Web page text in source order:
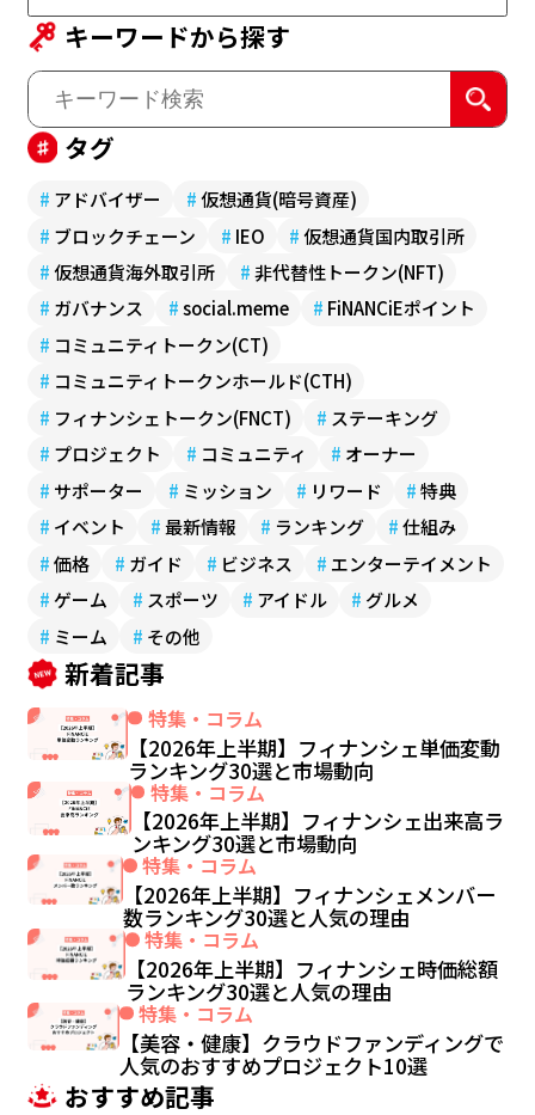
キーワードから探す
タグ
# アドバイザー #仮想通貨(暗号資産)
# ブロックチェーン # IEO #仮想通貨国内取引所
#仮想通貨海外取引所 #非代替性トークン(NFT)
# ガバナンス #social.meme # FiNANCiEポイント
# コミュニティトークン(CT)
# コミュニティトークンホールド(CTH)
# フィナンシェトークン(FNCT) # ステーキング
# プロジェクト # コミュニティ # オーナー
# サポーター # ミッション # リワード #特典
# イベント #最新情報 # ランキング #仕組み
#価格 # ガイド # ビジネス # エンターテイメント
# ゲーム # スポーツ # アイドル # グルメ
# ミーム # その他
新着記事
特集・コラム
【2026年上半期】フィナンシェ単価変動
ランキング30選と市場動向
特集・コラム
【2026年上半期】フィナンシェ出来高ラ
ンキング30選と市場動向
特集・コラム
【2026年上半期】フィナンシェメンバー
数ランキング30選と人気の理由
特集・コラム
【2026年上半期】フィナンシェ時価総額
ランキング30選と人気の理由
特集・コラム
【美容・健康】クラウドファンディングで
人気のおすすめプロジェクト10選
おすすめ記事